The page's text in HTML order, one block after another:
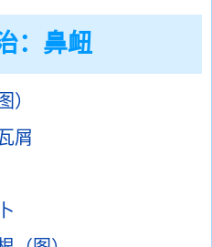
： 鼻衄
）
屑